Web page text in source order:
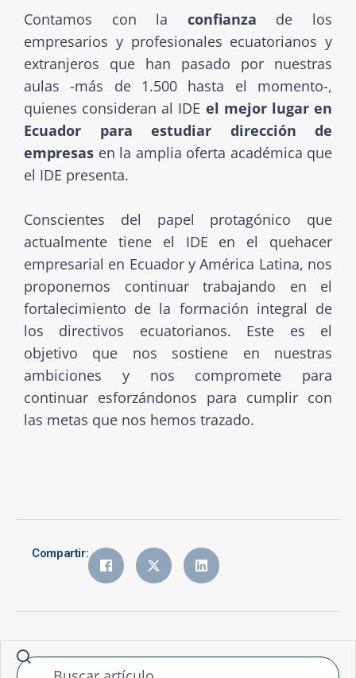
Contamos con la confianza de los
empresarios y profesionales ecuatorianos y
extranjeros que han pasado por nuestras
aulas -más de 1.500 hasta el momento-,
quienes consideran al IDE el mejor lugar en
Ecuador para estudiar dirección de
empresas en la amplia oferta académica que
el IDE presenta.
Conscientes del papel protagónico que
actualmente tiene el IDE en el quehacer
empresarial en Ecuador y América Latina, nos
proponemos continuar trabajando en el
fortalecimiento de la formación integral de
los directivos ecuatorianos. Este es el
objetivo que nos sostiene en nuestras
ambiciones y nos compromete para
continuar esforzándonos para cumplir con
las metas que nos hemos trazado.
Compartir: